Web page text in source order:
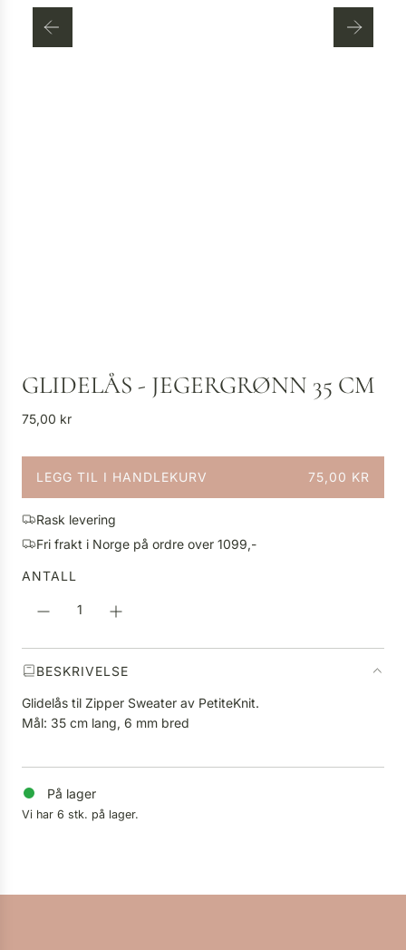
GLIDELÅS - JEGERGRØNN 35 CM
V
n
i
g
p
i
75,00 kr
LEGG TIL I HANDLEKURV 75,00 KR
L
S
T
R
.
Rask levering
Fri frakt i Norge på ordre over 1099,-
ANTALL
BESKRIVELSE
Glidelås til Zipper Sweater av PetiteKnit.
Mål: 35 cm lang, 6 mm bred
På lager
Vi har 6 stk. på lager.